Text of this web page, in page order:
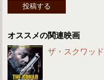
オススメの関連映画
ザ・スクワッド